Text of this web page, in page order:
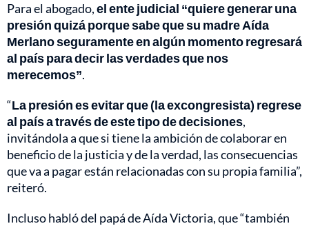
Para el abogado,el ente judicial “quiere generar una
presión quizá porque sabe que su madre Aída
Merlano seguramente en algún momento regresará
al país para decir las verdades que nos
merecemos”.
“La presión es evitar que (la excongresista) regrese
al país a través de este tipo de decisiones,
invitándola a que si tiene la ambición de colaborar en
beneficio de la justicia y de la verdad, las consecuencias
que va a pagar están relacionadas con su propia familia”,
reiteró.
Incluso habló del papá de Aída Victoria, que “también